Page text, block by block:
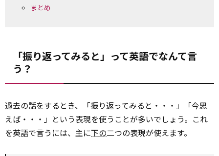
まとめ
「振り返ってみると」って英語でなんて言
う？
過去の話をするとき、「振り返ってみると・・・」「今思
えば・・・」という表現を使うことが多いでしょう。これ
を英語で言うには、主に下の二つの表現が使えます。